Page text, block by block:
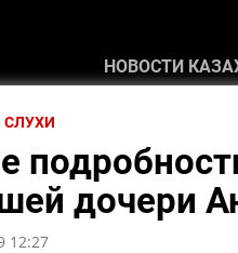
НОВОСТИ
СЛУХИ
дочери
12:27